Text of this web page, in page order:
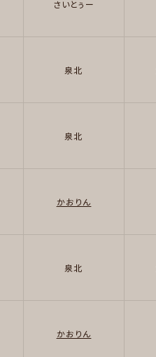
さいとぅー
泉北
泉北
かおりん
泉北
かおりん